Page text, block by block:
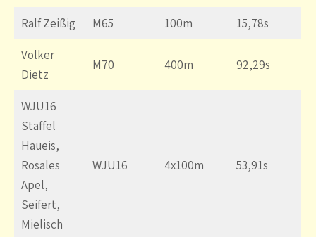
Ralf Zeißig M65 100m 15,78s
Volker
Dietz
M70 400m 92,29s
WJU16
Staffel
Haueis,
Rosales
Apel,
Seifert,
Mielisch
WJU16 4x100m 53,91s